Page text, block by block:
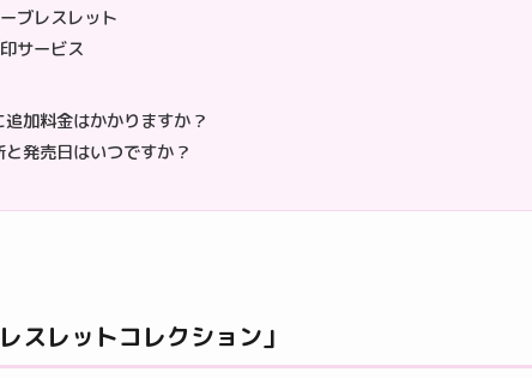
ブレスレット
サービス
加料金はかかりますか？
発売日はいつですか？
スレットコレクション」